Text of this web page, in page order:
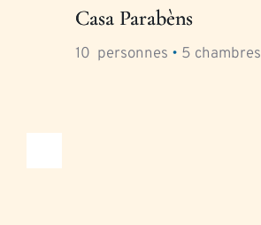
Casa Parabèns
10
  personnes
• 5 chambres